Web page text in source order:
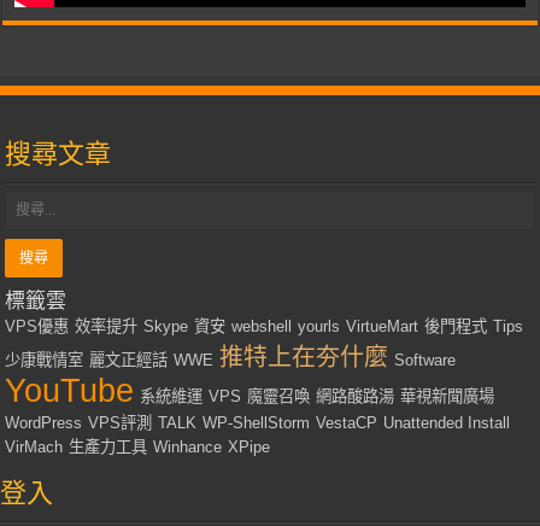
搜尋文章
標籤雲
VPS優惠 效率提升 Skype 資安 webshell yourls VirtueMart 後門程式 Tips
少康戰情室 麗文正經話 WWE 推特上在夯什麼 Software
YouTube 系統維運 VPS 魔靈召喚 網路酸路湯 華視新聞廣場
WordPress VPS評測 TALK WP-ShellStorm VestaCP Unattended Install
VirMach 生產力工具 Winhance XPipe
登入